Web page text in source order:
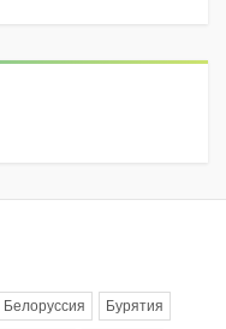
Белоруссия Бурятия